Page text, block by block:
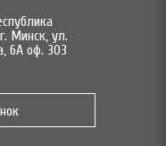
Минск, ул.
6А оф. 303